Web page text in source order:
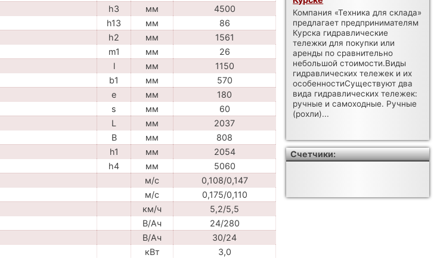
h3 мм
4500
h13 мм
86
h2 мм
1561
m1 мм
26
l мм
1150
b1 мм
570
e мм
180
s мм
60
L мм
2037
B мм
808
h1 мм
2054
h4 мм
5060
м/с
0,108/0,147
м/с
0,175/0,110
км/ч
5,2/5,5
В/Ач
24/280
В/Ач
30/24
кВт
3,0
Компания «Техника для склада»
предлагает предпринимателям
Курска гидравлические
тележки для покупки или
аренды по сравнительно
небольшой стоимости.Виды
гидравлических тележек и их
особенностиСуществуют два
вида гидравлических тележек:
ручные и самоходные. Ручные
(рохли)...
Счетчики: